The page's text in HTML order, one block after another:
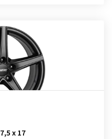
7,5 x 17